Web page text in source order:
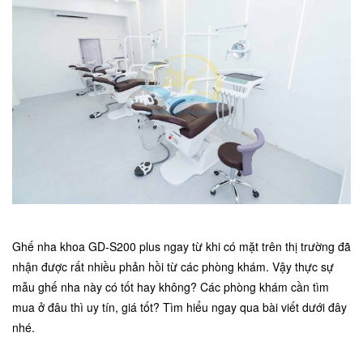
Ghế nha khoa GD-S200 plus ngay từ khi có mặt trên thị trường đã
nhận được rất nhiều phản hồi từ các phòng khám. Vậy thực sự
mẫu ghế nha này có tốt hay không? Các phòng khám cần tìm
mua ở đâu thì uy tín, giá tốt? Tìm hiểu ngay qua bài viết dưới đây
nhé.